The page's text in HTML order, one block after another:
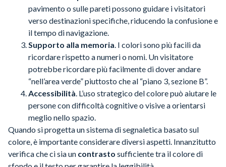
pavimento o sulle pareti possono guidare i visitatori
verso destinazioni specifiche, riducendo la confusione e
il tempo di navigazione.
Supporto alla memoria . I colori sono più facili da
ricordare rispetto a numeri o nomi. Un visitatore
potrebbe ricordare più facilmente di dover andare
“nell’area verde” piuttosto che al “piano 3, sezione B”.
Accessibilità . L’uso strategico del colore può aiutare le
persone con difficoltà cognitive o visive a orientarsi
meglio nello spazio.
Quando si progetta un sistema di segnaletica basato sul
colore, è importante considerare diversi aspetti. Innanzitutto
verifica che ci sia un contrasto sufficiente tra il colore di